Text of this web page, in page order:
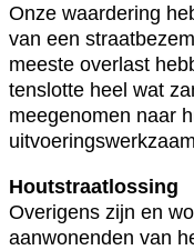
Onze waardering
van een
meeste overlast
tenslotte heel wat
meegenomen naar
Houtstraatlossing
Overigens zijn en
aanwonenden van